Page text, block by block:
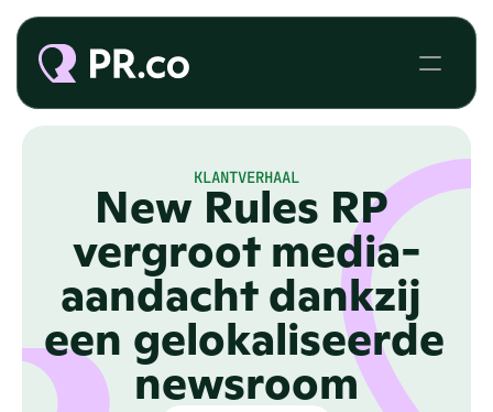
KLANTVERHAAL
New Rules RP
vergroot media-
aandacht dankzij
een gelokaliseerde
newsroom